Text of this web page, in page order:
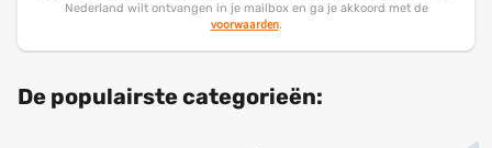
Nederland wilt ontvangen in je mailbox en ga je akkoord met de
voorwaarden.
De populairste categorieën: